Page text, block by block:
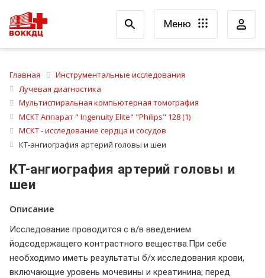
Меню
Главная
Инструментальные исследования
Лучевая диагностика
Мультиспиральная компьютерная томография
МСКТ Аппарат " Ingenuity Elite" "Philips" 128 (1)
МСКТ - исследование сердца и сосудов
КТ-ангиография артерий головы и шеи
КТ-ангиография артерий головы и
шеи
Описание
Исследование проводится с в/в введением
йодсодержащего контрастного вещества.При себе
необходимо иметь результаты б/х исследования крови,
включающие уровень мочевины и креатинина; перед